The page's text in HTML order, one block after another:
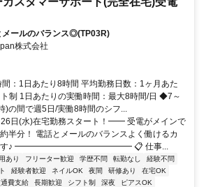
メールのバランス◎(TP03R)
株式会社
：1日あたり8時間 平均勤務日数：1ヶ月あた
制 1日あたりの実働時間：最大8時間/日 ◆7～
の間で週5日/実働8時間のシフ...
日(水)在宅勤務スタート！━━ 受電がメインで
半分！ 電話とメールのバランスよく働けるカ
です♪ ━━━━━━━━━━━━━━ 📋 仕事...
あり フリーター歓迎 学歴不問 転勤なし
経験不問
経験者歓迎 ネイルOK 夜間 研修あり
在宅OK
費支給 長期歓迎 シフト制 深夜 ピアスOK